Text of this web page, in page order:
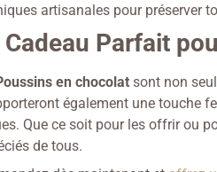
artisanales pour préserver
Cadeau Parfait
en chocolat sont non
également une touche
Que ce soit pour les offrir ou
de tous.